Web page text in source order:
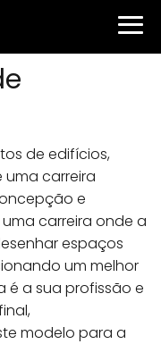
de edifícios,
carreira
e
carreira onde a
espaços
um melhor
é a sua profissão e
modelo para a